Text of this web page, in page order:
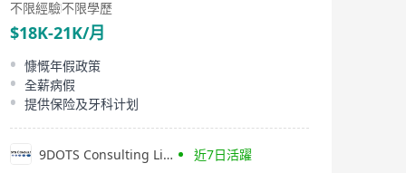
不限經驗不限學歷
$18K-21K/月
慷慨年假政策
全薪病假
提供保险及牙科计划
9DOTS Consulting Limited 近7日活躍